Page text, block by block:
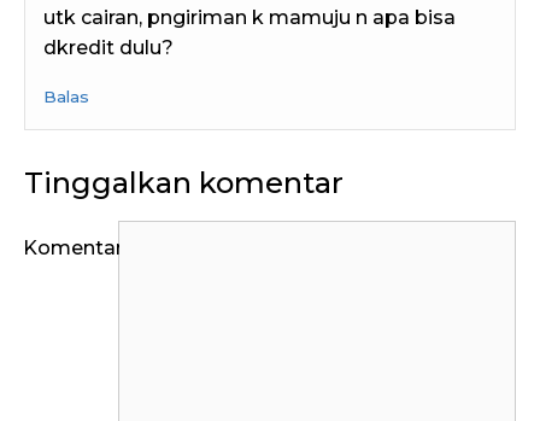
utk cairan, pngiriman k mamuju n apa bisa
dkredit dulu?
Balas
Tinggalkan komentar
Komentar